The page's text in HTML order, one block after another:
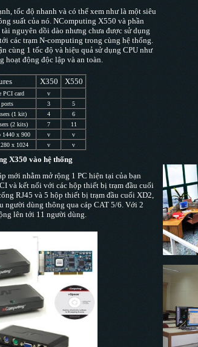
tốc độ nhanh và có thể xem như là một siêu
suất của nó. NComputing X550 và phần
nguyên dồi dào nhưng chưa được sử dụng
các trạm N-computing trong cùng hệ thống.
cùng 1 tốc độ và hiệu quả sử dụng CPU như
hoạt động độc lập và an toàn.
X350 X550
PCI card
v
ports
3
5
(1 kit)
4
6
(2 kits)
7
11
1440 x 900
v
v
x 1024
v v
X350 vào hệ thống
mới nhằm mở rộng 1 PC hiện tại của bạn
và kết nối với các hộp thiết bị trạm đầu cuối
RJ45 và 5 hộp thiết bị trạm đầu cuối XD2,
người dùng thông qua cáp CAT 5/6. Với 2
lên tới 11 người dùng.